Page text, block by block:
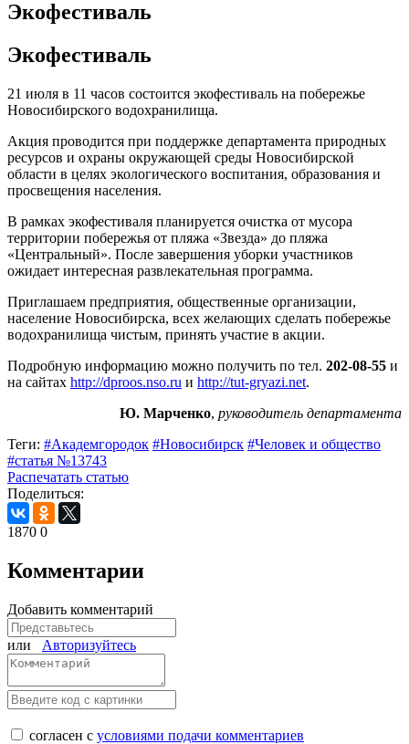
Экофестиваль
Экофестиваль
21 июля в 11 часов состоится экофестиваль на побережье
Новосибирского водохранилища.
Акция проводится при поддержке департамента природных
ресурсов и охраны окружающей среды Новосибирской
области в целях экологического воспитания, образования и
просвещения населения.
В рамках экофестиваля планируется очистка от мусора
территории побережья от пляжа «Звезда» до пляжа
«Центральный». После завершения уборки участников
ожидает интересная развлекательная программа.
Приглашаем предприятия, общественные организации,
население Новосибирска, всех желающих сделать побережье
водохранилища чистым, принять участие в акции.
Подробную информацию можно получить по тел. 202-08-55 и
на сайтах http://dproos.nso.ru и http://tut-gryazi.net.
Ю. Марченко, руководитель департамента
Теги: #Академгородок #Новосибирск #Человек и общество
#статья №13743
Распечатать статью
Поделиться:
1870 0
Комментарии
Добавить комментарий
или Авторизуйтесь
согласен с условиями подачи комментариев